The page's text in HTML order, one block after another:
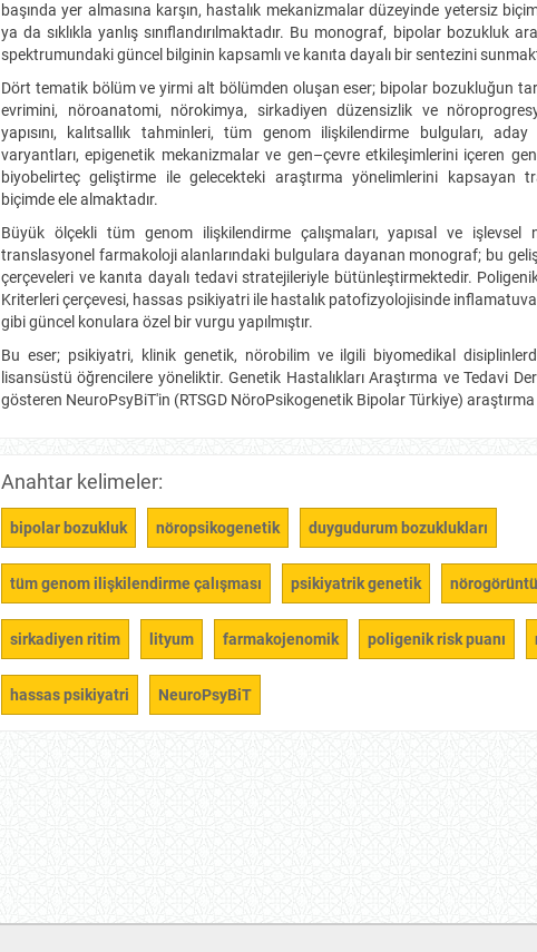
başında yer almasına karşın, hastalık mekanizmalar düzeyinde yetersiz
ya da sıklıkla yanlış sınıflandırılmaktadır. Bu monograf, bipolar bozukluk
spektrumundaki güncel bilginin kapsamlı ve kanıta dayalı bir sentezini
Dört tematik bölüm ve yirmi alt bölümden oluşan eser; bipolar bozukluğun
evrimini, nöroanatomi, nörokimya, sirkadiyen düzensizlik ve
yapısını, kalıtsallık tahminleri, tüm genom ilişkilendirme bulguları, aday
varyantları, epigenetik mekanizmalar ve gen–çevre etkileşimlerini içeren
biyobelirteç geliştirme ile gelecekteki araştırma yönelimlerini kapsayan
biçimde ele almaktadır.
Büyük ölçekli tüm genom ilişkilendirme çalışmaları, yapısal ve işlevsel
translasyonel farmakoloji alanlarındaki bulgulara dayanan monograf; bu
çerçeveleri ve kanıta dayalı tedavi stratejileriyle bütünleştirmektedir.
Kriterleri çerçevesi, hassas psikiyatri ile hastalık patofizyolojisinde
gibi güncel konulara özel bir vurgu yapılmıştır.
Bu eser; psikiyatri, klinik genetik, nörobilim ve ilgili biyomedikal
lisansüstü öğrencilere yöneliktir. Genetik Hastalıkları Araştırma ve Tedavi
gösteren NeuroPsyBiT'in (RTSGD NöroPsikogenetik Bipolar Türkiye)
Anahtar kelimeler:
bipolar bozukluk nöropsikogenetik duygudurum bozuklukları
tüm genom ilişkilendirme çalışması psikiyatrik genetik
sirkadiyen ritim lityum farmakojenomik poligenik risk puanı
hassas psikiyatri NeuroPsyBiT